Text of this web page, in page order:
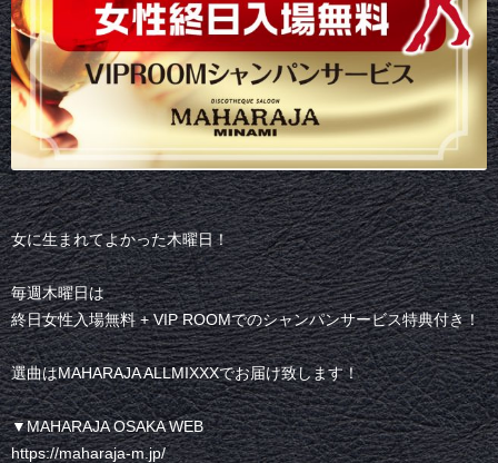
女に生まれてよかった木曜日！
毎週木曜日は
終日女性入場無料 + VIP ROOMでのシャンパンサービス特典付き！
選曲はMAHARAJA ALLMIXXXでお届け致します！
▼MAHARAJA OSAKA WEB
https://maharaja-m.jp/